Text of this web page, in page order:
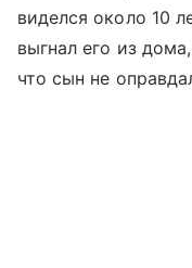
виделся около 10
выгнал его из
что сын не